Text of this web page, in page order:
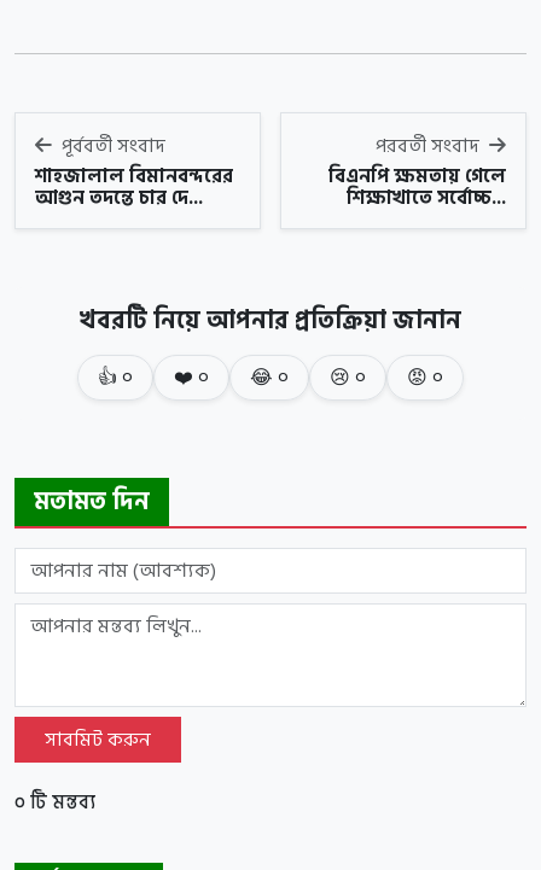
পূর্ববর্তী সংবাদ
শাহজালাল বিমানবন্দরের
আগুন তদন্তে চার দে...
পরবর্তী সংবাদ
বিএনপি ক্ষমতায় গেলে
শিক্ষাখাতে সর্বোচ্চ...
খবরটি নিয়ে আপনার প্রতিক্রিয়া জানান
👍০ ❤️০ 😂০ 😢০ 😡০
মতামত দিন
সাবমিট করুন
০ টি মন্তব্য